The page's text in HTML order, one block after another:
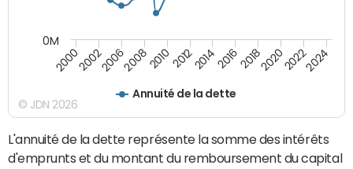
Annuité de la dette
200020022006200820102012201420162018202020222024
0M
© JDN 2026
L'annuité de la dette représente la somme des intérêts
d'emprunts et du montant du remboursement du capital